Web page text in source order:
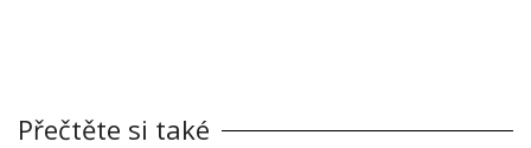
Přečtěte si také